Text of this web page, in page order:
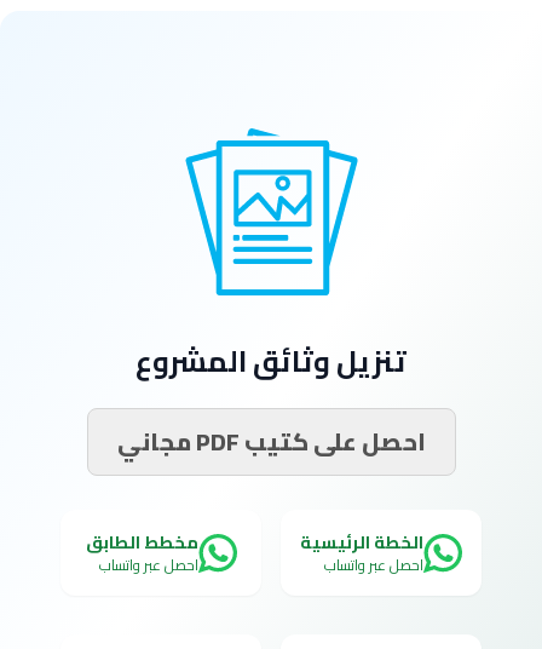
تنزيل وثائق المشروع
احصل على كتيب PDF مجاني
الخطة الرئيسية
احصل عبر واتساب
مخطط الطابق
احصل عبر واتساب